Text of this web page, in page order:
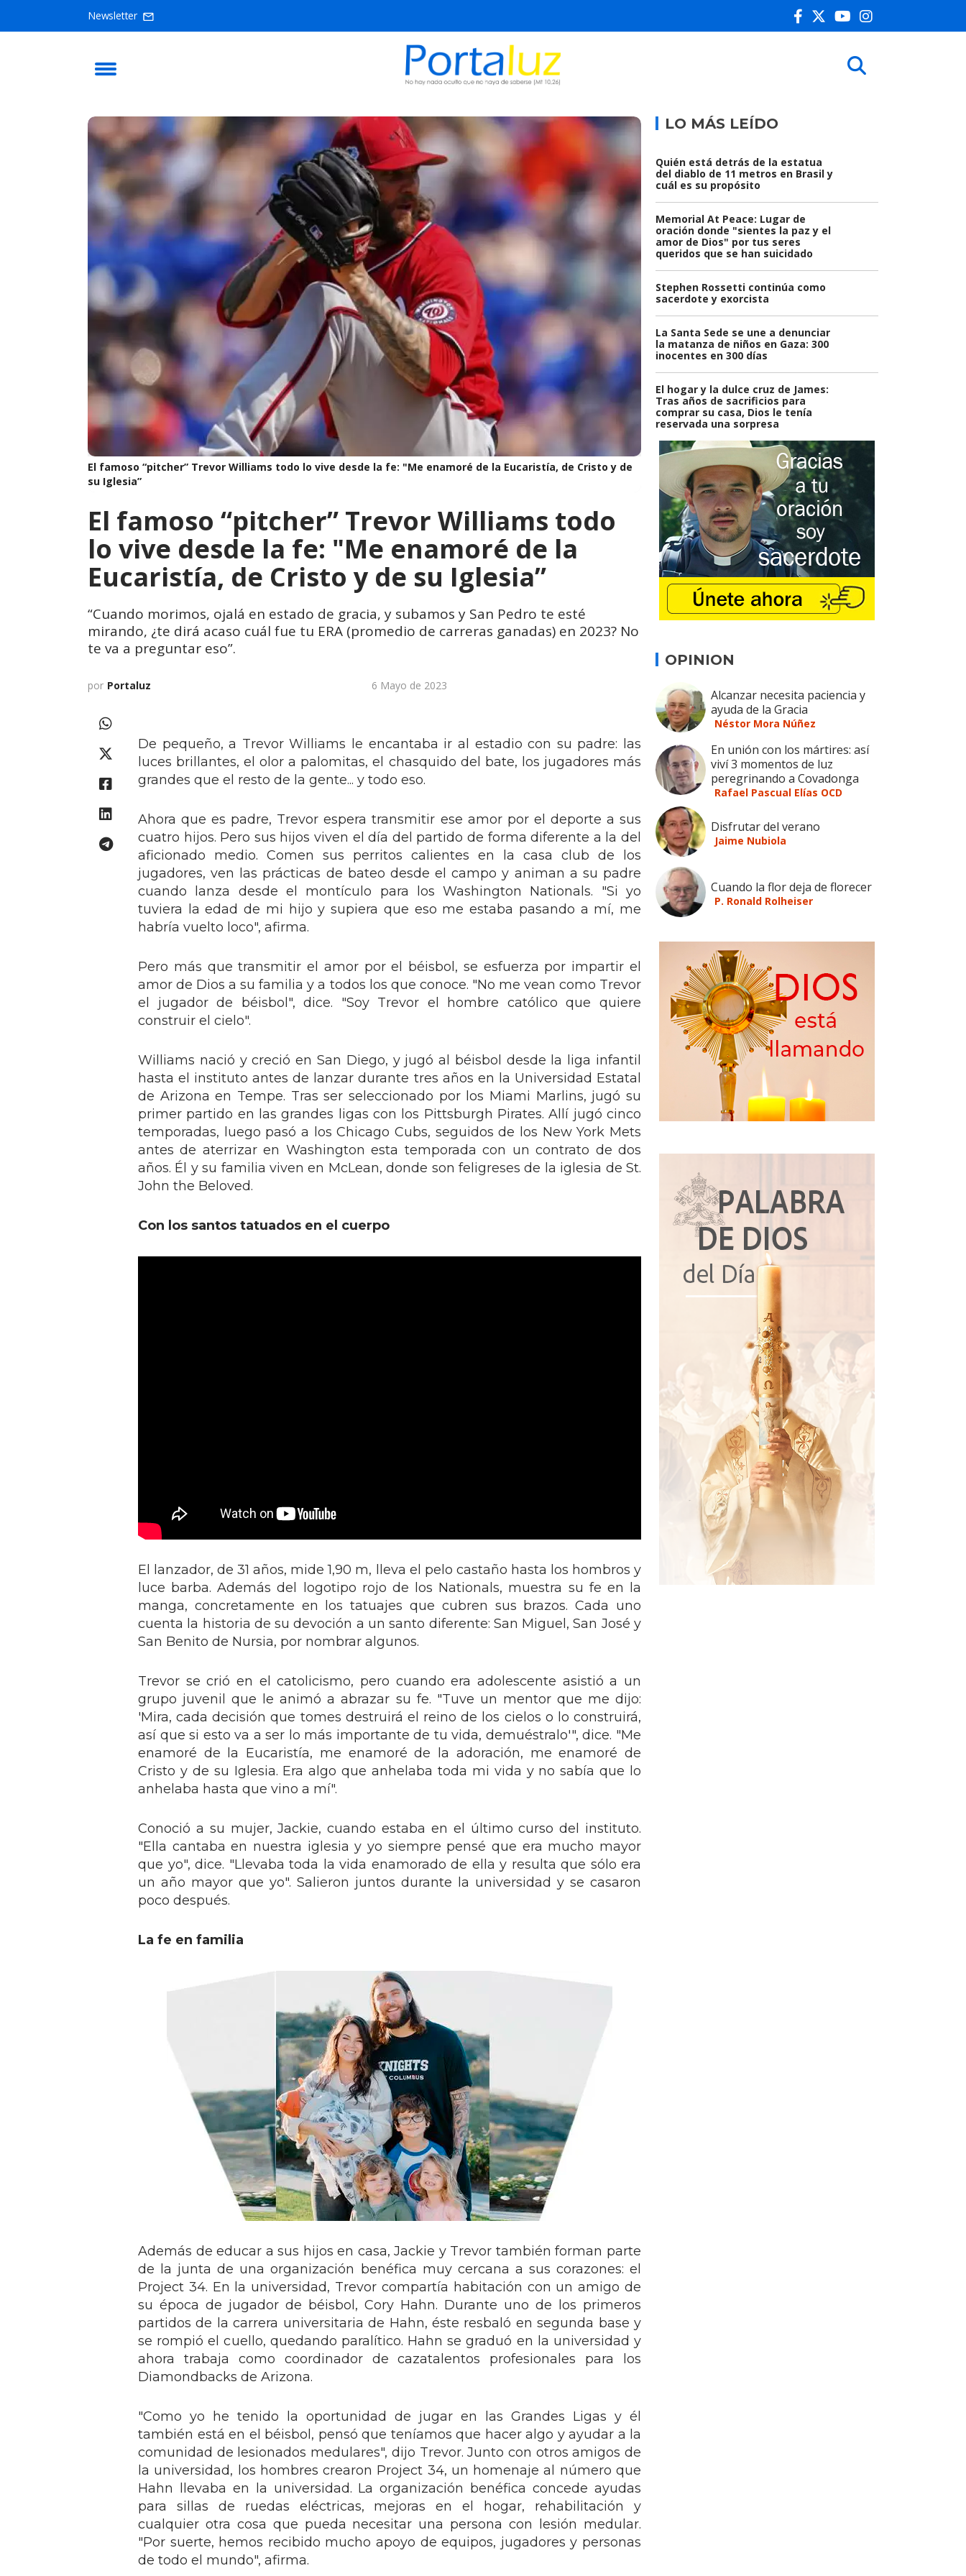
Newsletter
El famoso “pitcher” Trevor Williams todo lo vive desde la fe: "Me enamoré de la Eucaristía, de Cristo y de
su Iglesia”
El famoso “pitcher” Trevor Williams todo
lo vive desde la fe: "Me enamoré de la
Eucaristía, de Cristo y de su Iglesia”
“Cuando morimos, ojalá en estado de gracia, y subamos y San Pedro te esté
mirando, ¿te dirá acaso cuál fue tu ERA (promedio de carreras ganadas) en 2023? No
te va a preguntar eso”.
por Portaluz 6 Mayo de 2023
De pequeño, a Trevor Williams le encantaba ir al estadio con su padre: las
luces brillantes, el olor a palomitas, el chasquido del bate, los jugadores más
grandes que el resto de la gente... y todo eso.
Ahora que es padre, Trevor espera transmitir ese amor por el deporte a sus
cuatro hijos. Pero sus hijos viven el día del partido de forma diferente a la del
aficionado medio. Comen sus perritos calientes en la casa club de los
jugadores, ven las prácticas de bateo desde el campo y animan a su padre
cuando lanza desde el montículo para los Washington Nationals. "Si yo
tuviera la edad de mi hijo y supiera que eso me estaba pasando a mí, me
habría vuelto loco", afirma.
Pero más que transmitir el amor por el béisbol, se esfuerza por impartir el
amor de Dios a su familia y a todos los que conoce. "No me vean como Trevor
el jugador de béisbol", dice. "Soy Trevor el hombre católico que quiere
construir el cielo".
Williams nació y creció en San Diego, y jugó al béisbol desde la liga infantil
hasta el instituto antes de lanzar durante tres años en la Universidad Estatal
de Arizona en Tempe. Tras ser seleccionado por los Miami Marlins, jugó su
primer partido en las grandes ligas con los Pittsburgh Pirates. Allí jugó cinco
temporadas, luego pasó a los Chicago Cubs, seguidos de los New York Mets
antes de aterrizar en Washington esta temporada con un contrato de dos
años. Él y su familia viven en McLean, donde son feligreses de la iglesia de St.
John the Beloved.
Con los santos tatuados en el cuerpo
El lanzador, de 31 años, mide 1,90 m, lleva el pelo castaño hasta los hombros y
luce barba. Además del logotipo rojo de los Nationals, muestra su fe en la
manga, concretamente en los tatuajes que cubren sus brazos. Cada uno
cuenta la historia de su devoción a un santo diferente: San Miguel, San José y
San Benito de Nursia, por nombrar algunos.
Trevor se crió en el catolicismo, pero cuando era adolescente asistió a un
grupo juvenil que le animó a abrazar su fe. "Tuve un mentor que me dijo:
'Mira, cada decisión que tomes destruirá el reino de los cielos o lo construirá,
así que si esto va a ser lo más importante de tu vida, demuéstralo'", dice. "Me
enamoré de la Eucaristía, me enamoré de la adoración, me enamoré de
Cristo y de su Iglesia. Era algo que anhelaba toda mi vida y no sabía que lo
anhelaba hasta que vino a mí".
Conoció a su mujer, Jackie, cuando estaba en el último curso del instituto.
"Ella cantaba en nuestra iglesia y yo siempre pensé que era mucho mayor
que yo", dice. "Llevaba toda la vida enamorado de ella y resulta que sólo era
un año mayor que yo". Salieron juntos durante la universidad y se casaron
poco después.
La fe en familia
Además de educar a sus hijos en casa, Jackie y Trevor también forman parte
de la junta de una organización benéfica muy cercana a sus corazones: el
Project 34. En la universidad, Trevor compartía habitación con un amigo de
su época de jugador de béisbol, Cory Hahn. Durante uno de los primeros
partidos de la carrera universitaria de Hahn, éste resbaló en segunda base y
se rompió el cuello, quedando paralítico. Hahn se graduó en la universidad y
ahora trabaja como coordinador de cazatalentos profesionales para los
Diamondbacks de Arizona.
"Como yo he tenido la oportunidad de jugar en las Grandes Ligas y él
también está en el béisbol, pensó que teníamos que hacer algo y ayudar a la
comunidad de lesionados medulares", dijo Trevor. Junto con otros amigos de
la universidad, los hombres crearon Project 34, un homenaje al número que
Hahn llevaba en la universidad. La organización benéfica concede ayudas
para sillas de ruedas eléctricas, mejoras en el hogar, rehabilitación y
cualquier otra cosa que pueda necesitar una persona con lesión medular.
"Por suerte, hemos recibido mucho apoyo de equipos, jugadores y personas
de todo el mundo", afirma.
LO MÁS LEÍDO
Quién está detrás de la estatua
del diablo de 11 metros en Brasil y
cuál es su propósito
Memorial At Peace: Lugar de
oración donde "sientes la paz y el
amor de Dios" por tus seres
queridos que se han suicidado
Stephen Rossetti continúa como
sacerdote y exorcista
La Santa Sede se une a denunciar
la matanza de niños en Gaza: 300
inocentes en 300 días
El hogar y la dulce cruz de James:
Tras años de sacrificios para
comprar su casa, Dios le tenía
reservada una sorpresa
OPINION
Alcanzar necesita paciencia y
ayuda de la Gracia
Néstor Mora Núñez
En unión con los mártires: así
viví 3 momentos de luz
peregrinando a Covadonga
Rafael Pascual Elías OCD
Disfrutar del verano
Jaime Nubiola
Cuando la flor deja de florecer
P. Ronald Rolheiser